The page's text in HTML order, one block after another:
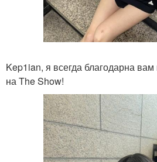
Kep1ian, я всегда благодарна
на The Show!